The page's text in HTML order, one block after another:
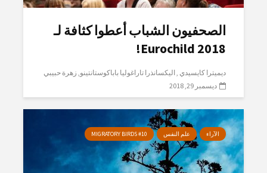
الصحفيون الشباب أعطوا كثافة لـ
Eurochild 2018!
ديميترا كايسيدي اليكسانذرا تاراغوليا باباكوستانتينو زهرة حبيبي
ديسمبر 29, 2018
الآراء علم النفس MIGRATORY BIRDS #10